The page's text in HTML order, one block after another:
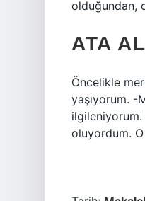
olduğundan,
ATA
Öncelikle
yaşıyorum. -
oluyordum.